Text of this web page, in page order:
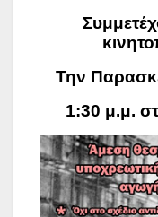
Την
1:30 μ.μ.